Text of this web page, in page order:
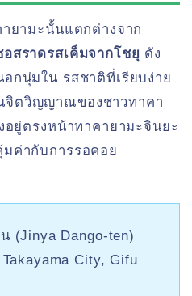
ายามะนั้นแตกต่างจาก
อสราดรสเค็มจากโชยุ ดัง
กนุ่มใน รสชาติที่เรียบง่าย
จิตวิญญาณของชาวทาคา
อยู่ตรงหน้าทาคายามะจินยะ
ค่ากับการรอคอย
(Jinya Dango-ten)
City, Gifu